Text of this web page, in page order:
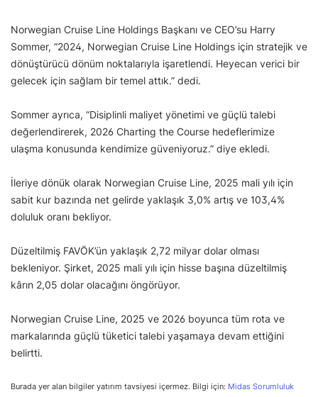
Norwegian Cruise Line Holdings Başkanı ve CEO’su Harry
Sommer, “2024, Norwegian Cruise Line Holdings için stratejik ve
dönüştürücü dönüm noktalarıyla işaretlendi. Heyecan verici bir
gelecek için sağlam bir temel attık.” dedi.
Sommer ayrıca, “Disiplinli maliyet yönetimi ve güçlü talebi
değerlendirerek, 2026 Charting the Course hedeflerimize
ulaşma konusunda kendimize güveniyoruz.” diye ekledi.
İleriye dönük olarak Norwegian Cruise Line, 2025 mali yılı için
sabit kur bazında net gelirde yaklaşık 3,0% artış ve 103,4%
doluluk oranı bekliyor.
Düzeltilmiş FAVÖK’ün yaklaşık 2,72 milyar dolar olması
bekleniyor. Şirket, 2025 mali yılı için hisse başına düzeltilmiş
kârın 2,05 dolar olacağını öngörüyor.
Norwegian Cruise Line, 2025 ve 2026 boyunca tüm rota ve
markalarında güçlü tüketici talebi yaşamaya devam ettiğini
belirtti.
Burada yer alan bilgiler yatırım tavsiyesi içermez. Bilgi için: Midas Sorumluluk